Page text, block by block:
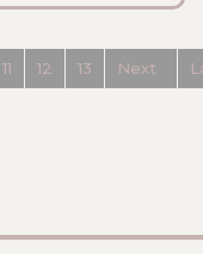
11 12 13 Next